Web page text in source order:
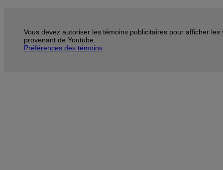
Vous devez autoriser les témoins publicitaires pour afficher les
provenant de Youtube.
Préférences des témoins